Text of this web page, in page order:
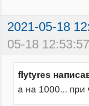
2021-05-18
05-18
flytyres
а на 1000...